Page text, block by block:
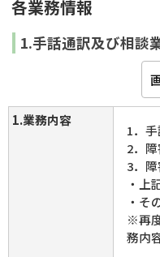
各業務情報
1.手話通訳及び相談
1.業務内容
1．
2．
3．
・上
・そ
※再
務内